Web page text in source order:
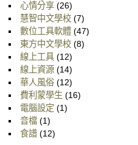
心情分享 (26)
慧智中文學校 (7)
數位工具軟體 (47)
東方中文學校 (8)
線上工具 (12)
線上資源 (14)
華人風俗 (12)
費利蒙學生 (16)
電腦設定 (1)
音檔 (1)
食譜 (12)